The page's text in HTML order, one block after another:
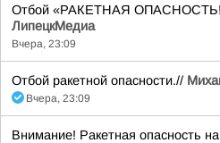
Отбой «РАКЕТНАЯ ОПАСНОСТЬ!»
ЛипецкМедиа
Вчера, 23:09
Отбой ракетной опасности.//
Вчера, 23:09
Внимание! Ракетная опасность